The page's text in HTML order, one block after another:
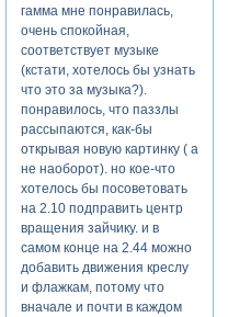
гамма мне понравилась,
очень спокойная,
соответствует музыке
(кстати, хотелось бы узнать
что это за музыка?).
понравилось, что паззлы
рассыпаются, как-бы
открывая новую картинку ( а
не наоборот). но кое-что
хотелось бы посоветовать
на 2.10 подправить центр
вращения зайчику. и в
самом конце на 2.44 можно
добавить движения креслу
и флажкам, потому что
вначале и почти в каждом